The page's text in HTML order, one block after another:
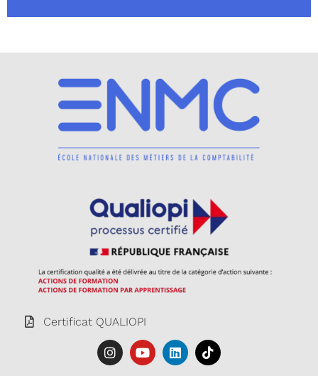
Certificat QUALIOPI